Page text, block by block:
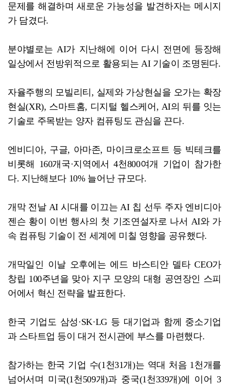
문제를 해결하며 새로운 가능성을 발견하자는 메시지
가 담겼다.
분야별로는 AI가 지난해에 이어 다시 전면에 등장해
일상에서 전방위적으로 활용되는 AI 기술이 조명된다.
자율주행의 모빌리티, 실제와 가상현실을 오가는 확장
현실(XR), 스마트홈, 디지털 헬스케어, AI의 뒤를 잇는
기술로 주목받는 양자 컴퓨팅도 관심을 끈다.
엔비디아, 구글, 아마존, 마이크로소프트 등 빅테크를
비롯해 160개국·지역에서 4천800여개 기업이 참가한
다. 지난해보다 10% 늘어난 규모다.
개막 전날 AI 시대를 이끄는 AI 칩 선두 주자 엔비디아
젠슨 황이 이번 행사의 첫 기조연설자로 나서 AI와 가
속 컴퓨팅 기술이 전 세계에 미칠 영향을 공유했다.
개막일인 이날 오후에는 에드 바스티안 델타 CEO가
창립 100주년을 맞아 지구 모양의 대형 공연장인 스피
어에서 혁신 전략을 발표한다.
한국 기업도 삼성·SK·LG 등 대기업과 함께 중소기업
과 스타트업 등이 대거 전시관에 부스를 마련했다.
참가하는 한국 기업 수(1천31개)는 역대 처음 1천개를
넘어서며 미국(1천509개)과 중국(1천339개)에 이어 3